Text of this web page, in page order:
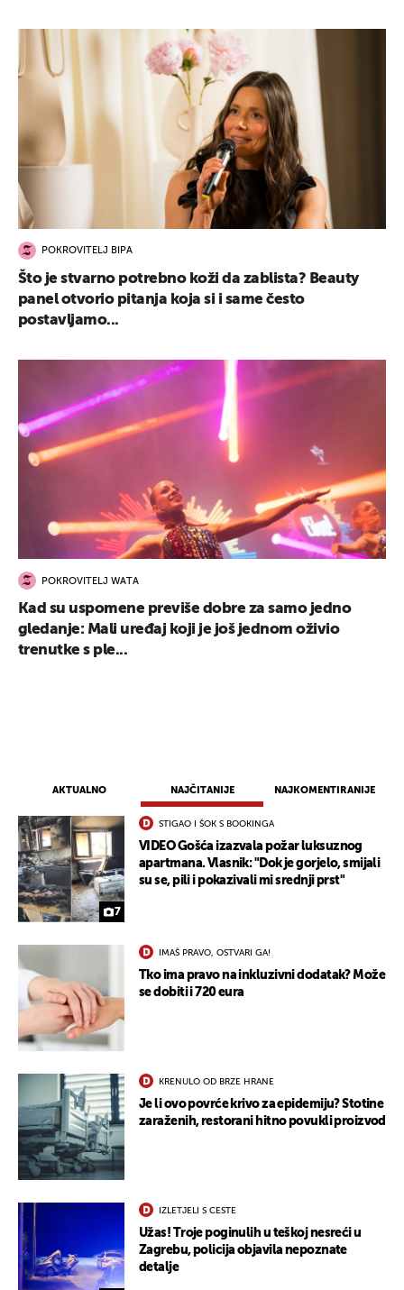
AKTUALNO NAJČITANIJE NAJKOMENTIRANIJE
7
STIGAO I ŠOK S BOOKINGA
VIDEO Gošća izazvala požar luksuznog
apartmana. Vlasnik: "Dok je gorjelo, smijali
su se, pili i pokazivali mi srednji prst"
IMAŠ PRAVO, OSTVARI GA!
Tko ima pravo na inkluzivni dodatak? Može
se dobiti i 720 eura
KRENULO OD BRZE HRANE
Je li ovo povrće krivo za epidemiju? Stotine
zaraženih, restorani hitno povukli proizvod
IZLETJELI S CESTE
Užas! Troje poginulih u teškoj nesreći u
Zagrebu, policija objavila nepoznate
detalje
POKROVITELJ BIPA
Što je stvarno potrebno koži da zablista? Beauty
panel otvorio pitanja koja si i same često
postavljamo...
POKROVITELJ WATA
Kad su uspomene previše dobre za samo jedno
gledanje: Mali uređaj koji je još jednom oživio
trenutke s ple...
UKLJUČITE NOTIFIKACIJE